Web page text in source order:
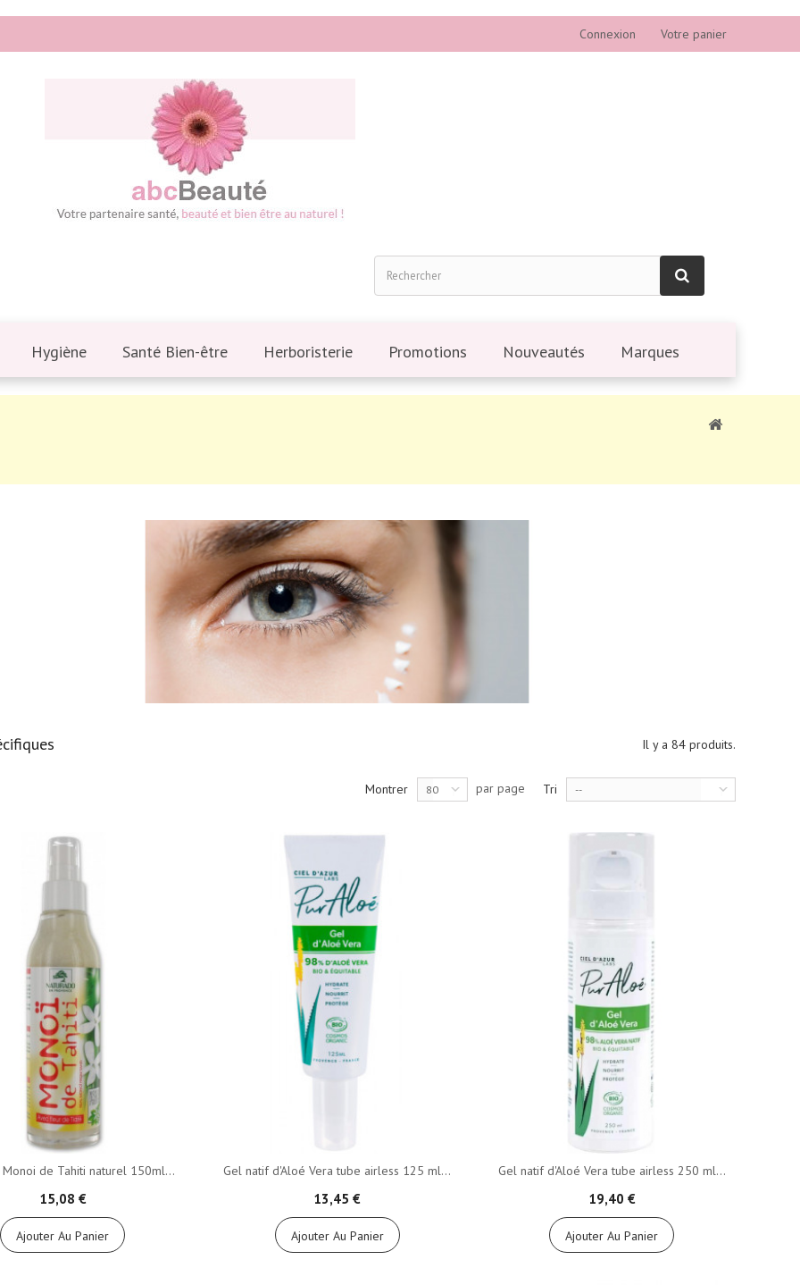
Connexion Votre panier
Hygiène Santé Bien-être Herboristerie Promotions Nouveautés Marques
Il y a 84 produits.
Tri --
Montrer 80 par page
de Tahiti naturel 150ml...
15,08 €
Ajouter Au Panier
Gel natif d'Aloé Vera tube airless 125 ml...
13,45 €
Ajouter Au Panier
Gel natif d'Aloé Vera tube airless 250 ml...
19,40 €
Ajouter Au Panier